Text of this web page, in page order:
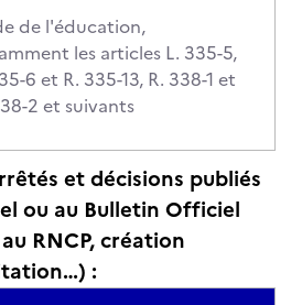
de l'éducation,
les articles L. 335-5,
6 et R. 335-13, R. 338-1 et
2 et suivants
et décisions publiés
ou au Bulletin Officiel
RNCP, création
: